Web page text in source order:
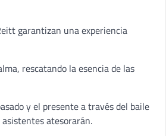
garantizan una experiencia
rescatando la esencia de las
y el presente a través del baile
atesorarán.